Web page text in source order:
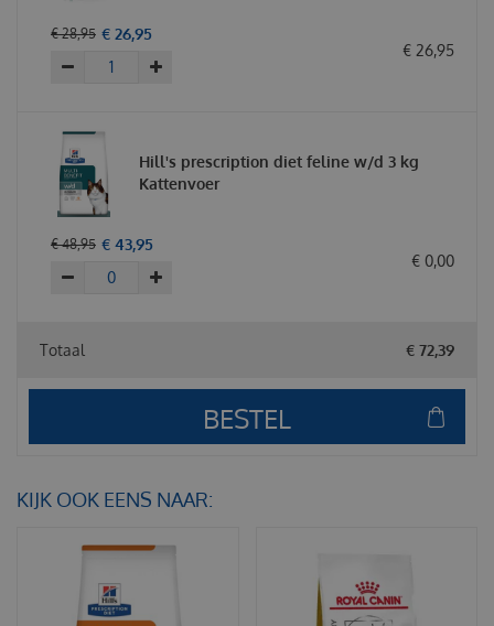
€ 28,95 € 26,95
€ 26,95
Hill's prescription diet feline w/d 3 kg
Kattenvoer
€ 48,95 € 43,95
€ 0,00
Totaal € 72,39
KIJK OOK EENS NAAR: